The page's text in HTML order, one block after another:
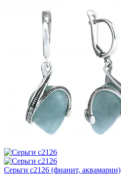
Серьги с2126 (фианит, аквамарин)